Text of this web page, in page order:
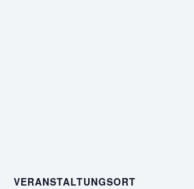
VERANSTALTUNGSORT